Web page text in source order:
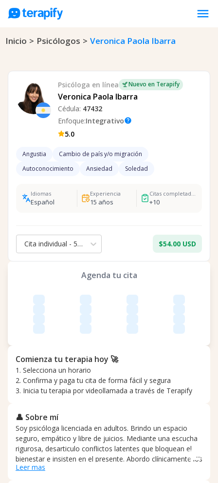
menu
Psicólogos en línea
Opiniones
Empresas
Preguntas frecuentes
Inicio > Psicólogos > Veronica Paola Ibarra
Psicóloga en línea Nuevo en Terapify
Veronica Paola Ibarra
Cédula: 47432
Enfoque:Integrativohelp
5.0
Angustia
Cambio de país y/o migración
Autoconocimiento
Ansiedad Soledad
Idiomas
Español
Experiencia
15 años +10
Cita individual - 50 min. $54.00 USD
Agenda tu cita
Comienza tu terapia hoy 🚀
1. Selecciona un horario
2. Confirma y paga tu cita de forma fácil y segura
3. Inicia tu terapia por videollamada a través de Terapify
👤 Sobre mí
Soy psicóloga licenciada en adultos. Brindo un espacio
seguro, empático y libre de juicios. Mediante una escucha
rigurosa, desarticulo conflictos latentes que bloquean el
bienestar e insisten en el presente. Abordo clínicamente los
desafíos de la migración, adaptación cultural y duelo
Leer mas